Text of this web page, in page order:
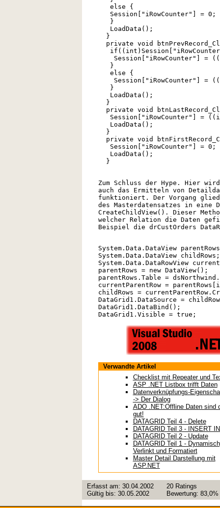
else {
Session["iRowCounter"] = 0;
}
LoadData();
}
private void
Session["iRowCounter"] =
}
else {
Session["iRowCounter"] =
}
LoadData();
}
private void
Session["iRowCounter"] =
LoadData();
}
private void
Session["iRowCounter"] = 0;
LoadData();
}
Zum Schluss der Hype. Hier
auch das Ermitteln von
funktioniert. Der Vorgang
des Masterdatensatzes in eine
CreateChildView(). Dieser
welcher Relation die Daten
Beispiel die drCustOrders
System.Data.DataView
System.Data.DataView childRows;
System.Data.DataRowView
parentRows = new DataView();
parentRows.Table =
currentParentRow =
childRows =
DataGrid1.DataSource =
DataGrid1.DataBind();
DataGrid1.Visible = true;
Verwandte Artikel
Checklist mit Repeater und
ASP .NET Listbox trifft Daten
Datenverknüpfungs-
-> Der Dialog
ADO .NET:Offline Daten sind
gut!
DATAGRID Teil 4 - Delete
DATAGRID Teil 3 - INSERT
DATAGRID Teil 2 - Update
DATAGRID Teil 1 -
Verlinkt und Formatiert
Master Detail Darstellung mit
ASP.NET
Erfasst am: 30.04.2002
Gültig bis: 30.05.2002
20 Ratings
Bewertung: 83,0%